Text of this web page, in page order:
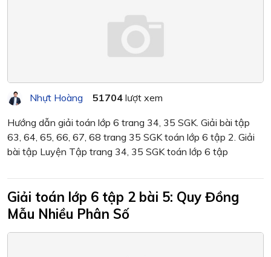
Nhựt Hoàng 51704 lượt xem
Hướng dẫn giải toán lớp 6 trang 34, 35 SGK. Giải bài tập
63, 64, 65, 66, 67, 68 trang 35 SGK toán lớp 6 tập 2. Giải
bài tập Luyện Tập trang 34, 35 SGK toán lớp 6 tập
Giải toán lớp 6 tập 2 bài 5: Quy Đồng
Mẫu Nhiều Phân Số